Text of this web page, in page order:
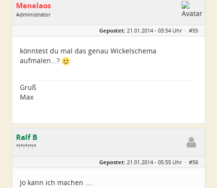
Menelaos
Administrator
Geschlecht:
Alter:
40
Dabei seit:
04 / 2007
Gepostet: 21.01.2014 - 03:54 Uhr · #55
könntest du mal das genau Wickelschema
aufmalen...?
Gruß
Max
Ralf B
*!*!*!*!*
Beiträge:
659
Gepostet: 21.01.2014 - 05:55 Uhr · #56
Jo kann ich machen ....